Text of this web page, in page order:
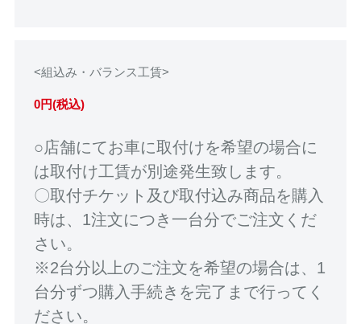
<組込み・バランス工賃>
0円(税込)
○店舗にてお車に取付けを希望の場合に
は取付け工賃が別途発生致します。
〇取付チケット及び取付込み商品を購入
時は、1注文につき一台分でご注文くだ
さい。
※2台分以上のご注文を希望の場合は、1
台分ずつ購入手続きを完了まで行ってく
ださい。